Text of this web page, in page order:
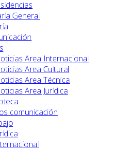
General
Area Internacional
Area Cultural
Area Técnica
Area Jurídica
comunicación